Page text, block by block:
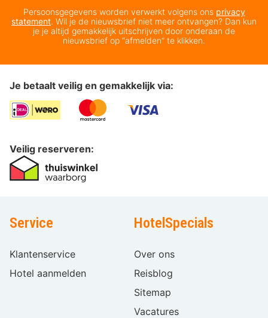
Persoonsgegevens worden verwerkt volgens ons privacy
statement. Wil je de nieuwsbrief niet meer ontvangen? Dan kun
je je altijd gemakkelijk uitschrijven door onderaan de
nieuwsbrief op “afmelden” te klikken.
Je betaalt veilig en gemakkelijk via:
Veilig reserveren:
Service
Klantenservice
Hotel aanmelden
HotelSpecials
Over ons
Reisblog
Sitemap
Vacatures